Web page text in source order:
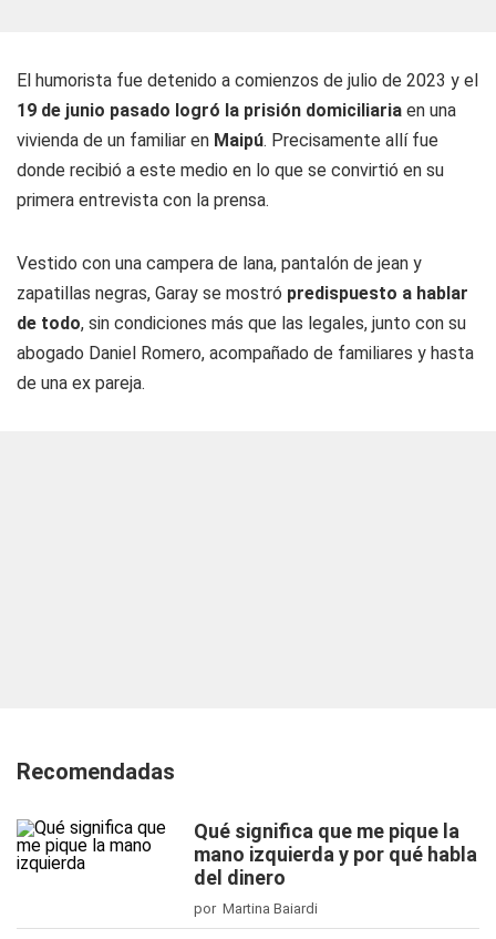
El humorista fue detenido a comienzos de julio de 2023 y el
19 de junio pasado logró la prisión domiciliaria en una
vivienda de un familiar en Maipú. Precisamente allí fue
donde recibió a este medio en lo que se convirtió en su
primera entrevista con la prensa.
Vestido con una campera de lana, pantalón de jean y
zapatillas negras, Garay se mostró predispuesto a hablar
de todo, sin condiciones más que las legales, junto con su
abogado Daniel Romero, acompañado de familiares y hasta
de una ex pareja.
Recomendadas
Qué significa que me pique la
mano izquierda y por qué habla
del dinero
por Martina Baiardi